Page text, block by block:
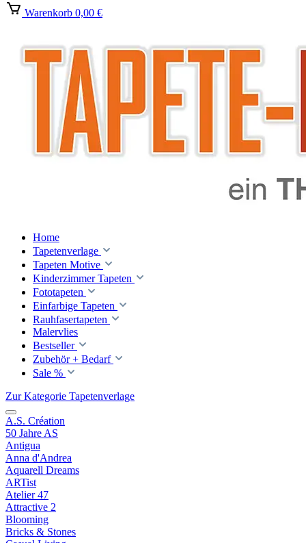
Warenkorb 0,00 €
Home
Tapetenverlage
Tapeten Motive
Kinderzimmer Tapeten
Fototapeten
Einfarbige Tapeten
Rauhfasertapeten
Malervlies
Bestseller
Zubehör + Bedarf
Sale %
Zur Kategorie Tapetenverlage
A.S. Création
50 Jahre AS
Antigua
Anna d'Andrea
Aquarell Dreams
ARTist
Atelier 47
Attractive 2
Blooming
Bricks & Stones